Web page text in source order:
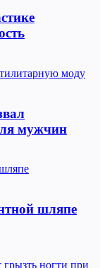
мужчин
шляпе